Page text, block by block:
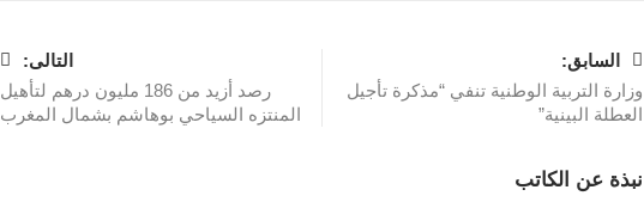
السابق:
وزارة التربية الوطنية تنفي “مذكرة تأجيل
العطلة البينية”
التالى:
رصد أزيد من 186 مليون درهم لتأهيل
المنتزه السياحي بوهاشم بشمال المغرب
نبذة عن الكاتب